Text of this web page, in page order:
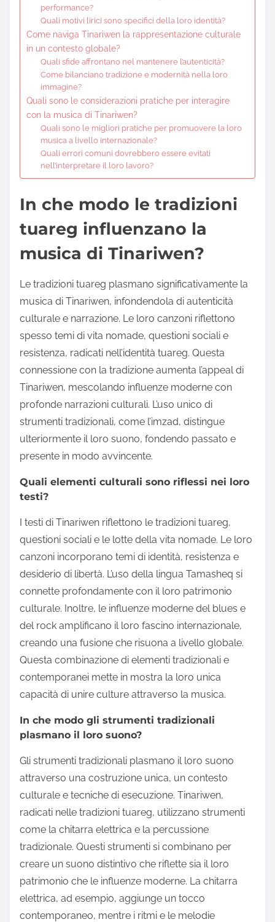
performance?
Quali motivi lirici sono specifici della loro identità?
Come naviga Tinariwen la rappresentazione culturale
in un contesto globale?
Quali sfide affrontano nel mantenere l’autenticità?
Come bilanciano tradizione e modernità nella loro
immagine?
Quali sono le considerazioni pratiche per interagire
con la musica di Tinariwen?
Quali sono le migliori pratiche per promuovere la loro
musica a livello internazionale?
Quali errori comuni dovrebbero essere evitati
nell’interpretare il loro lavoro?
In che modo le tradizioni
tuareg influenzano la
musica di Tinariwen?
Le tradizioni tuareg plasmano significativamente la
musica di Tinariwen, infondendola di autenticità
culturale e narrazione. Le loro canzoni riflettono
spesso temi di vita nomade, questioni sociali e
resistenza, radicati nell’identità tuareg. Questa
connessione con la tradizione aumenta l’appeal di
Tinariwen, mescolando influenze moderne con
profonde narrazioni culturali. L’uso unico di
strumenti tradizionali, come l’imzad, distingue
ulteriormente il loro suono, fondendo passato e
presente in modo avvincente.
Quali elementi culturali sono riflessi nei loro
testi?
I testi di Tinariwen riflettono le tradizioni tuareg,
questioni sociali e le lotte della vita nomade. Le loro
canzoni incorporano temi di identità, resistenza e
desiderio di libertà. L’uso della lingua Tamasheq si
connette profondamente con il loro patrimonio
culturale. Inoltre, le influenze moderne del blues e
del rock amplificano il loro fascino internazionale,
creando una fusione che risuona a livello globale.
Questa combinazione di elementi tradizionali e
contemporanei mette in mostra la loro unica
capacità di unire culture attraverso la musica.
In che modo gli strumenti tradizionali
plasmano il loro suono?
Gli strumenti tradizionali plasmano il loro suono
attraverso una costruzione unica, un contesto
culturale e tecniche di esecuzione. Tinariwen,
radicati nelle tradizioni tuareg, utilizzano strumenti
come la chitarra elettrica e la percussione
tradizionale. Questi strumenti si combinano per
creare un suono distintivo che riflette sia il loro
patrimonio che le influenze moderne. La chitarra
elettrica, ad esempio, aggiunge un tocco
contemporaneo, mentre i ritmi e le melodie